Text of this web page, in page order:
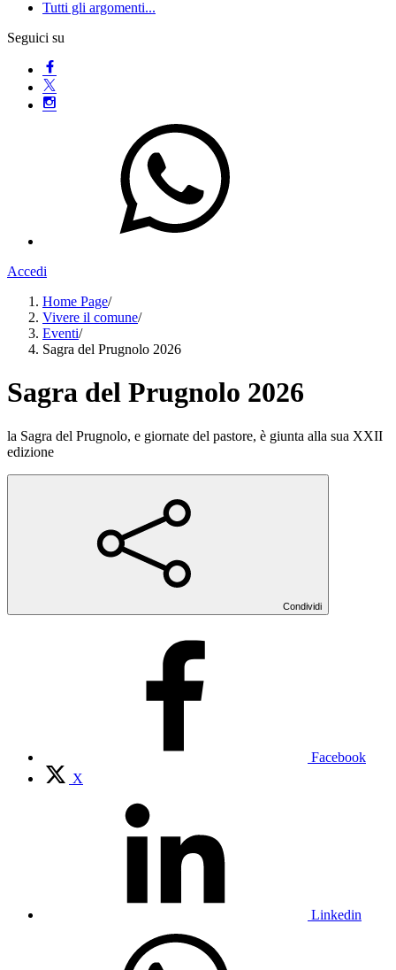
Tutti gli argomenti...
Seguici su
Accedi
Home Page/
Vivere il comune/
Eventi/
Sagra del Prugnolo 2026
Sagra del Prugnolo 2026
la Sagra del Prugnolo, e giornate del pastore, è giunta alla sua XXII
edizione
Condividi
Facebook
X
Linkedin